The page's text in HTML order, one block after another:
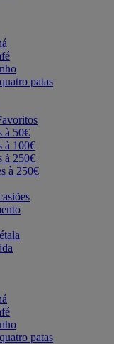
patas
à 50€
à 100€
à 250€
à 250€
patas